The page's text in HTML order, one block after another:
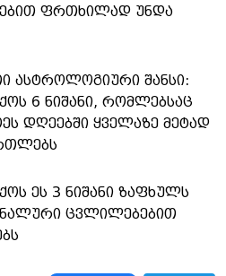
ფრთხილად უნდა
ასტროლოგიური შანსი:
6 ნიშანი, რომლებსაც
დღეებში ყველაზე მეტად
ეს 3 ნიშანი ზაფხულს
ცვლილებებით